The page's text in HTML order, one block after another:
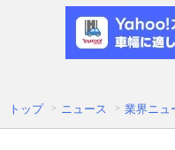
トップ ニュース 業界ニュ